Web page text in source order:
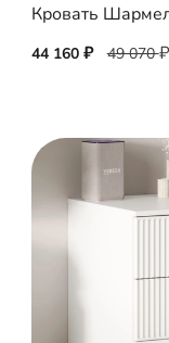
44 160 49 070